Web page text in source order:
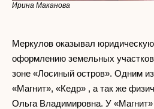
Ирина Маканова
Меркулов оказывал
оформлению земельных
зоне «Лосиный остров». Одним
«Магнит», «Кедр» , а так же
Ольга Владимировна. У